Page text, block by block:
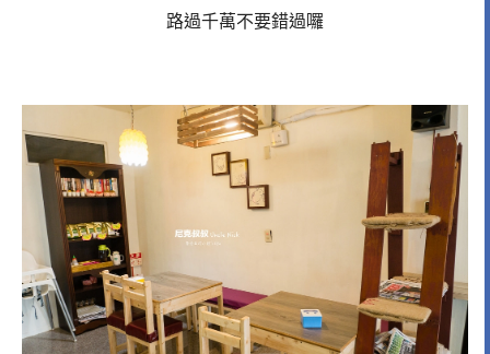
路過千萬不要錯過囉